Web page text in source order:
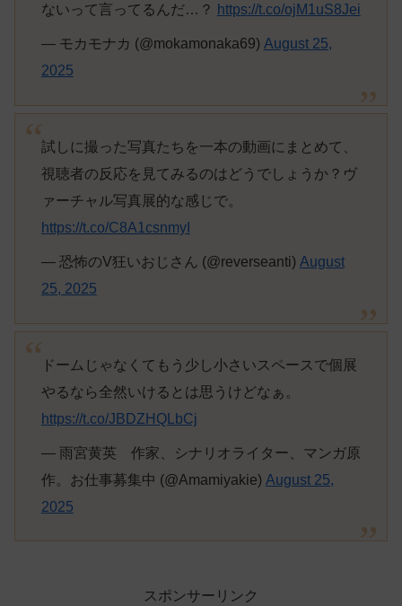
ないって言ってるんだ…？
https://t.co/ojM1uS8Jei
— モカモナカ (@mokamonaka69) August 25,
2025
試しに撮った写真たちを一本の動画にまとめて、
視聴者の反応を見てみるのはどうでしょうか？ヴ
ァーチャル写真展的な感じで。
https://t.co/C8A1csnmyI
— 恐怖のV狂いおじさん (@reverseanti) August
25, 2025
ドームじゃなくてもう少し小さいスペースで個展
やるなら全然いけるとは思うけどなぁ。
https://t.co/JBDZHQLbCj
— 雨宮黄英 作家、シナリオライター、マンガ原
作。お仕事募集中 (@Amamiyakie) August 25,
2025
スポンサーリンク